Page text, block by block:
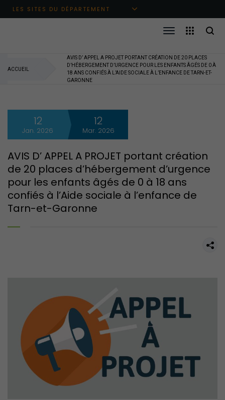
Aller au menu principal
Aller au contenu
Aller à la recherche
LES SITES DU DÉPARTEMENT
ACCUEIL
AVIS D’ APPEL A PROJET PORTANT CRÉATION DE 20 PLACES
D’HÉBERGEMENT D’URGENCE POUR LES ENFANTS ÂGÉS DE 0 À
18 ANS CONFIÉS À L’AIDE SOCIALE À L’ENFANCE DE TARN-ET-
GARONNE
12
Jan. 2026
12
Mar. 2026
AVIS D’ APPEL A PROJET portant création
de 20 places d’hébergement d’urgence
pour les enfants âgés de 0 à 18 ans
confiés à l’Aide sociale à l’enfance de
Tarn-et-Garonne